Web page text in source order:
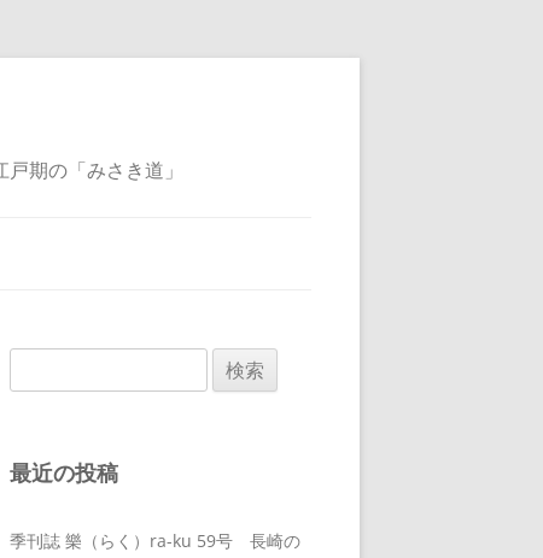
期の「みさき道」
索:
最近の投稿
季刊誌 樂（らく）ra-ku 59号 長崎の